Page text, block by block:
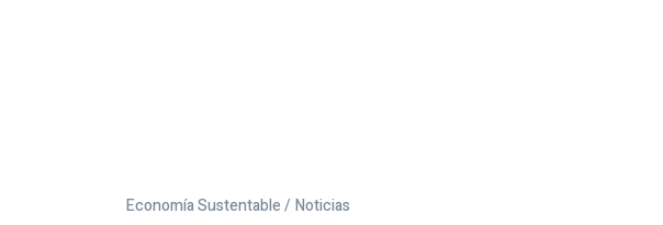
Economía Sustentable / Noticias